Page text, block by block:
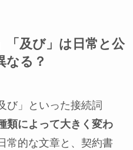
「及び」は日常と公
なる？
び」といった接続詞
類によって大きく変わ
常的な文章と、契約書